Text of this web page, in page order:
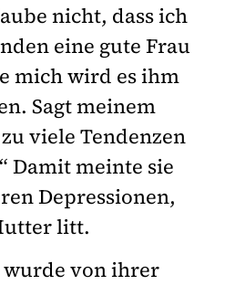
nicht, dass ich
eine gute Frau
mich wird es ihm
Sagt meinem
viele Tendenzen
Damit meinte sie
Depressionen,
litt.
wurde von ihrer